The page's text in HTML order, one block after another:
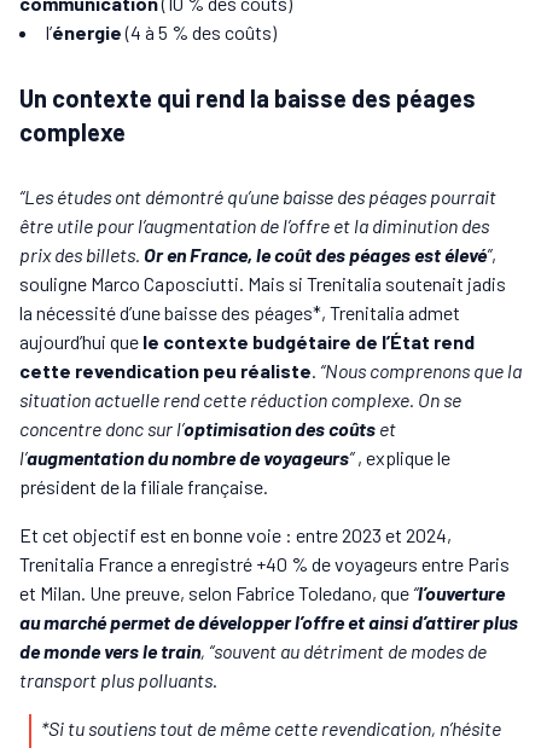
l’énergie(4 à 5 % des coûts)
Un contexte qui rend la baisse des péages
complexe
“Les études ont démontré qu’une baisse des péages pourrait
être utile pour l’augmentation de l’offre et la diminution des
prix des billets. Or en France, le coût des péages est élevé”,
souligne Marco Caposciutti. Mais si Trenitalia soutenait jadis
la nécessité d’une baisse des péages*, Trenitalia admet
aujourd’hui que le contexte budgétaire de l’État rend
cette revendication peu réaliste. “Nous comprenons que la
situation actuelle rend cette réduction complexe. On se
concentre donc sur l’optimisation des coûts et
l’augmentation du nombre de voyageurs”, explique le
président de la filiale française.
Et cet objectif est en bonne voie : entre 2023 et 2024,
Trenitalia France a enregistré +40 % de voyageurs entre Paris
et Milan. Une preuve, selon Fabrice Toledano, que“l’ouverture
au marché permet de développer l’offre et ainsi d’attirer plus
de monde vers le train, “souvent au détriment de modes de
transport plus polluants.
*Si tu soutiens tout de même cette revendication, n’hésite